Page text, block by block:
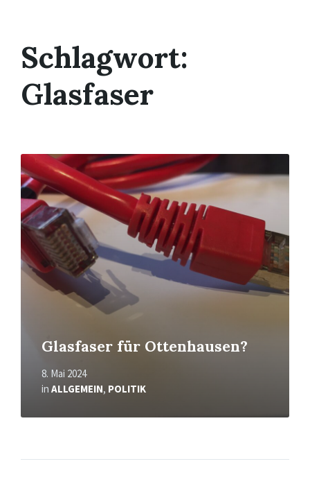
Schlagwort:
Glasfaser
Glasfaser für Ottenhausen?
8. Mai 2024
in ALLGEMEIN, POLITIK
Mehr
erfahren